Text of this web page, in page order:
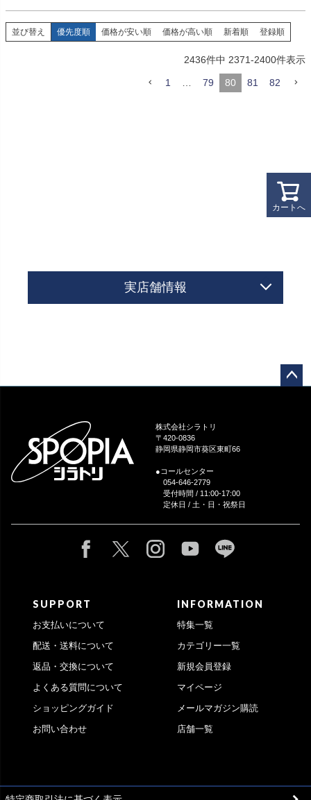
並び替え 優先度順 価格が安い順 価格が高い順 新着順 登録順
2436件中 2371-2400件表示
1 79 80 81 82
カートへ
実店舗情報
株式会社シラトリ
〒420-0836
静岡県静岡市葵区東町66
●コールセンター
054-646-2779
受付時間 / 11:00-17:00
定休日 / 土・日・祝祭日
SUPPORT
お支払いについて
配送・送料について
返品・交換について
よくある質問について
ショッピングガイド
お問い合わせ
INFORMATION
特集一覧
カテゴリー一覧
新規会員登録
マイページ
メールマガジン購読
店舗一覧